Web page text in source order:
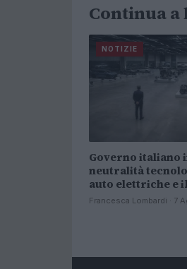
Continua a
NOTIZIE
Governo italiano
neutralità
auto elettriche e
Francesca Lombardi · 7